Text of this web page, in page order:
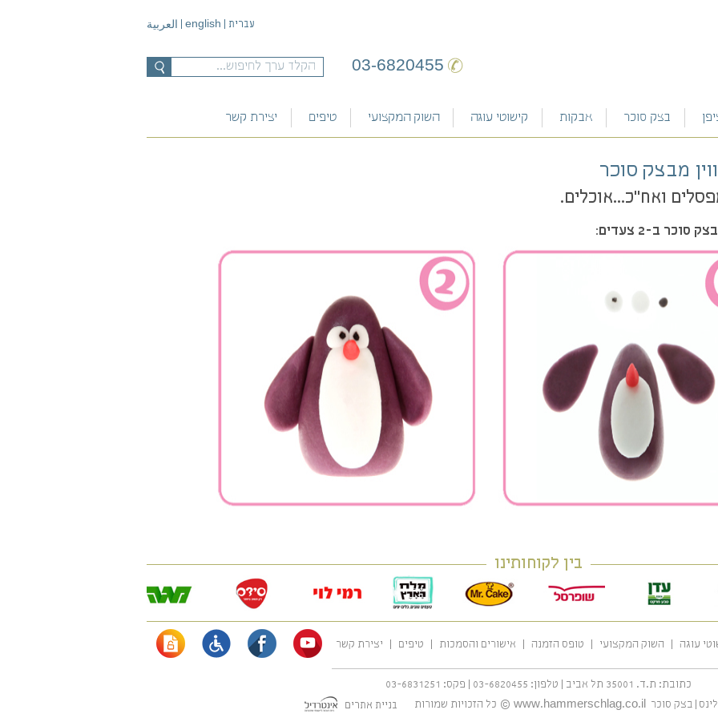
עברית english العربية
03-6820455
בצק סוכר אבקות
מרנג
רויאל אייסינג
קישוטי עוגה
טיפטופים
השוק המקצועי טיפים
רעיונות ליצירה
יצירת קשר
מבצק סוכר
ואח"כ...אוכלים.
סוכר ב-2 צעדים:
בין לקוחותינו
עוגה השוק המקצועי טופס הזמנה אישורים והסמכות טיפים יצירת קשר
כתובת: ת.ד. 35001 תל אביב טלפון: 03-6820455 פקס: 03-6831251
בצק סוכר www.hammerschlag.co.il
© כל הזכויות שמורות בניית אתרים